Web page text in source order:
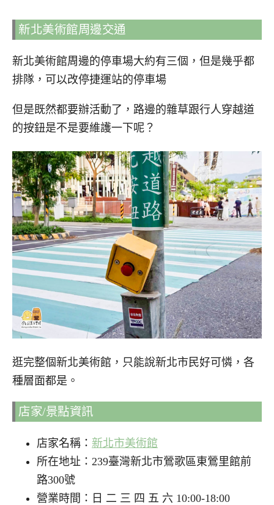
新北美術館周邊交通
新北美術館周邊的停車場大約有三個，但是幾乎都
排隊，可以改停捷運站的停車場
但是既然都要辦活動了，路邊的雜草跟行人穿越道
的按鈕是不是要維護一下呢？
逛完整個新北美術館，只能說新北市民好可憐，各
種層面都是。
店家/景點資訊
店家名稱： 新北市美術館
所在地址：239臺灣新北市鶯歌區東鶯里館前
路300號
營業時間：日 二 三 四 五 六 10:00-18:00